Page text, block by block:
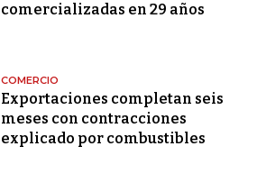
comercializadas en 29 años
COMERCIO
Exportaciones completan seis
meses con contracciones
explicado por combustibles